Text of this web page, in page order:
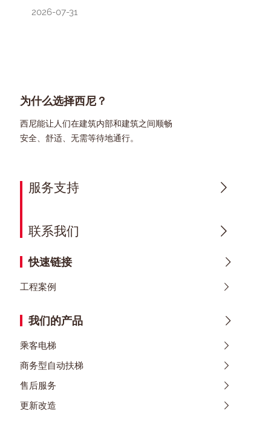
2026-07-31
为什么选择西尼？
西尼能让人们在建筑内部和建筑之间顺畅
安全、舒适、无需等待地通行。
服务支持
联系我们
快速链接
工程案例
我们的产品
乘客电梯
商务型自动扶梯
售后服务
更新改造